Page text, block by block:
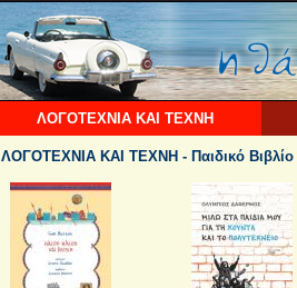
ΛΟΓΟΤΕΧΝΙΑ ΚΑΙ ΤΕΧΝΗ
ΛΟΓΟΤΕΧΝΙΑ ΚΑΙ ΤΕΧΝΗ - Παιδικό Βιβλίο